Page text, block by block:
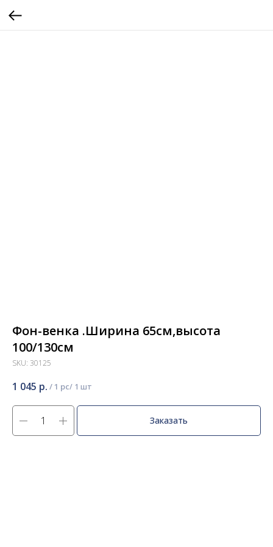
Фон-венка .Ширина 65см,высота
100/130см
SKU: 30125
1 045 р. / 1 pc
Заказать